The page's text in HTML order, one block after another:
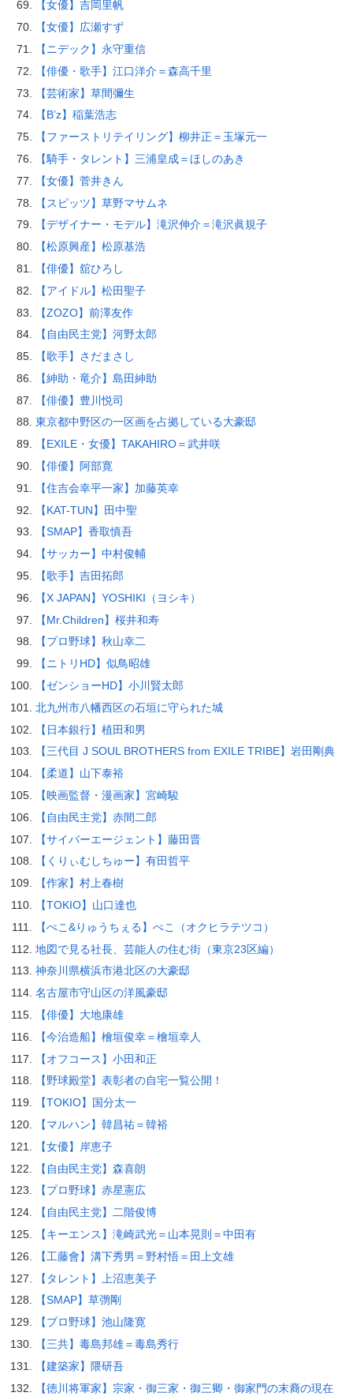
【女優】吉岡里帆
【女優】広瀬すず
【ニデック】永守重信
【俳優・歌手】江口洋介＝森高千里
【芸術家】草間彌生
【B’z】稲葉浩志
【ファーストリテイリング】柳井正＝玉塚元一
【騎手・タレント】三浦皇成＝ほしのあき
【女優】菅井きん
【スピッツ】草野マサムネ
【デザイナー・モデル】滝沢伸介＝滝沢眞規子
【松原興産】松原基浩
【俳優】舘ひろし
【アイドル】松田聖子
【ZOZO】前澤友作
【自由民主党】河野太郎
【歌手】さだまさし
【紳助・竜介】島田紳助
【俳優】豊川悦司
東京都中野区の一区画を占拠している大豪邸
【EXILE・女優】TAKAHIRO＝武井咲
【俳優】阿部寛
【住吉会幸平一家】加藤英幸
【KAT-TUN】田中聖
【SMAP】香取慎吾
【サッカー】中村俊輔
【歌手】吉田拓郎
【X JAPAN】YOSHIKI（ヨシキ）
【Mr.Children】桜井和寿
【プロ野球】秋山幸二
【ニトリHD】似鳥昭雄
【ゼンショーHD】小川賢太郎
北九州市八幡西区の石垣に守られた城
【日本銀行】植田和男
【三代目 J SOUL BROTHERS from EXILE TRIBE】岩田剛典
【柔道】山下泰裕
【映画監督・漫画家】宮崎駿
【自由民主党】赤間二郎
【サイバーエージェント】藤田晋
【くりぃむしちゅー】有田哲平
【作家】村上春樹
【TOKIO】山口達也
【ぺこ&りゅうちぇる】ぺこ（オクヒラテツコ）
地図で見る社長、芸能人の住む街（東京23区編）
神奈川県横浜市港北区の大豪邸
名古屋市守山区の洋風豪邸
【俳優】大地康雄
【今治造船】檜垣俊幸＝檜垣幸人
【オフコース】小田和正
【野球殿堂】表彰者の自宅一覧公開！
【TOKIO】国分太一
【マルハン】韓昌祐＝韓裕
【女優】岸恵子
【自由民主党】森喜朗
【プロ野球】赤星憲広
【自由民主党】二階俊博
【キーエンス】滝崎武光＝山本晃則＝中田有
【工藤會】溝下秀男＝野村悟＝田上文雄
【タレント】上沼恵美子
【SMAP】草彅剛
【プロ野球】池山隆寛
【三共】毒島邦雄＝毒島秀行
【建築家】隈研吾
【徳川将軍家】宗家・御三家・御三卿・御家門の末裔の現在